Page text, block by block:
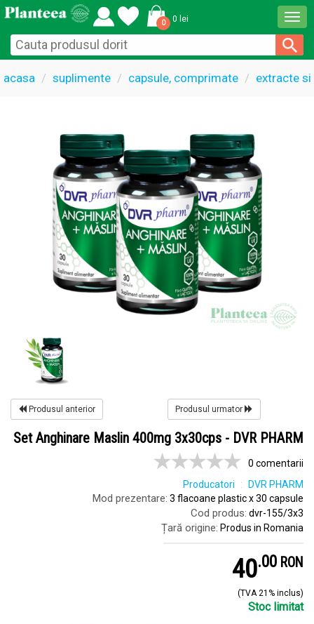
0 0 lei
acasa suplimente capsule, comprimate extracte
Produsul anterior Produsul urmator
Set Anghinare Maslin 400mg 3x30cps - DVR PHARM
0 comentarii
Producatori
DVR PHARM
Mod prezentare: 3 flacoane plastic x 30 capsule
Cod produs: dvr-155/3x3
Țară origine: Produs in Romania
40.0 RON
(TVA 21% inclus)
Stoc limitat